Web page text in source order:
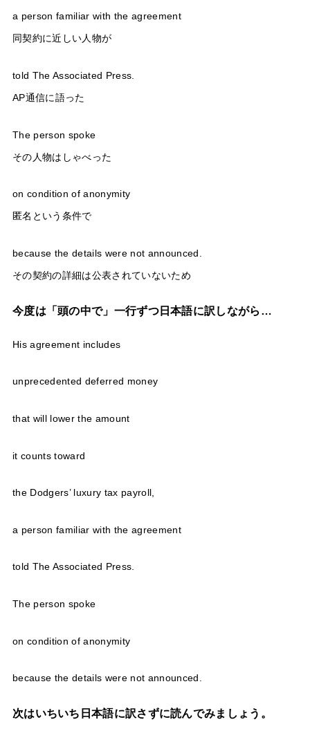
a person familiar with the agreement
同契約に近しい人物が
told The Associated Press.
AP通信に語った
The person spoke
その人物はしゃべった
on condition of anonymity
匿名という条件で
because the details were not announced.
その契約の詳細は公表されていないため
今度は「頭の中で」一行ずつ日本語に訳しながら…
His agreement includes
unprecedented deferred money
that will lower the amount
it counts toward
the Dodgers’ luxury tax payroll,
a person familiar with the agreement
told The Associated Press.
The person spoke
on condition of anonymity
because the details were not announced.
次はいちいち日本語に訳さずに読んでみましょう。